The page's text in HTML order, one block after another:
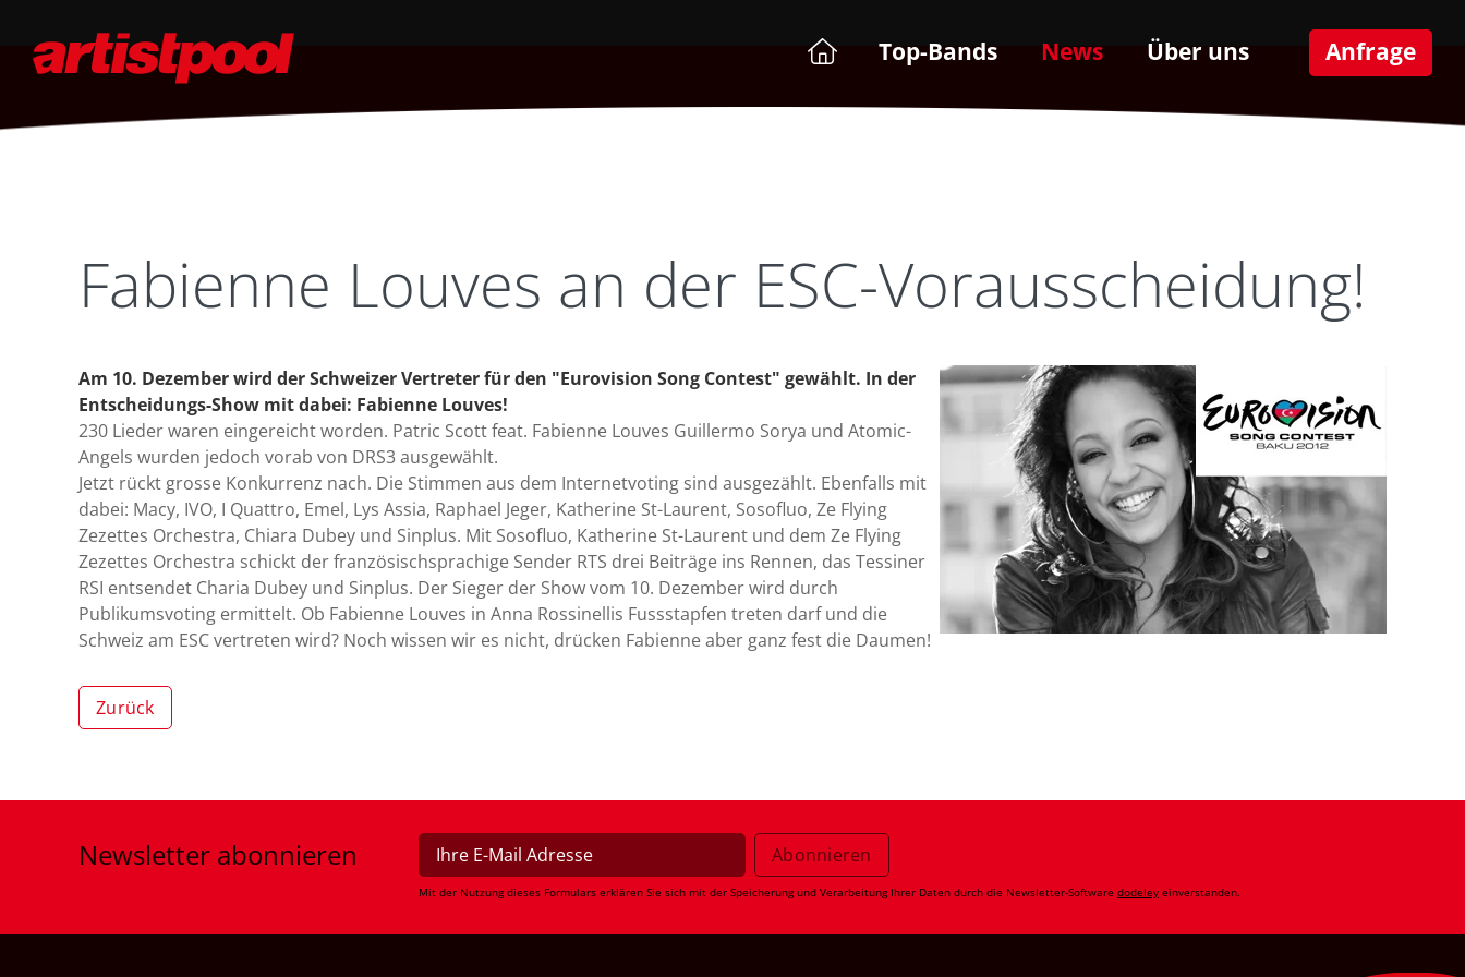
Top-Bands News Über uns Anfrage
Fabienne Louves an der ESC-Vorausscheidung!
Am 10. Dezember wird der Schweizer Vertreter für den "Eurovision Song Contest" gewählt. In der
Entscheidungs-Show mit dabei: Fabienne Louves!
230 Lieder waren eingereicht worden. Patric Scott feat. Fabienne Louves Guillermo Sorya und Atomic-
Angels wurden jedoch vorab von DRS3 ausgewählt.
Jetzt rückt grosse Konkurrenz nach. Die Stimmen aus dem Internetvoting sind ausgezählt. Ebenfalls mit
dabei: Macy, IVO, I Quattro, Emel, Lys Assia, Raphael Jeger, Katherine St-Laurent, Sosofluo, Ze Flying
Zezettes Orchestra, Chiara Dubey und Sinplus. Mit Sosofluo, Katherine St-Laurent und dem Ze Flying
Zezettes Orchestra schickt der französischsprachige Sender RTS drei Beiträge ins Rennen, das Tessiner
RSI entsendet Charia Dubey und Sinplus. Der Sieger der Show vom 10. Dezember wird durch
Publikumsvoting ermittelt. Ob Fabienne Louves in Anna Rossinellis Fussstapfen treten darf und die
Schweiz am ESC vertreten wird? Noch wissen wir es nicht, drücken Fabienne aber ganz fest die Daumen!
Zurück
Newsletter abonnieren
Mit der Nutzung dieses Formulars erklären Sie sich mit der Speicherung und Verarbeitung Ihrer Daten durch die Newsletter-Software dodeley einverstanden.